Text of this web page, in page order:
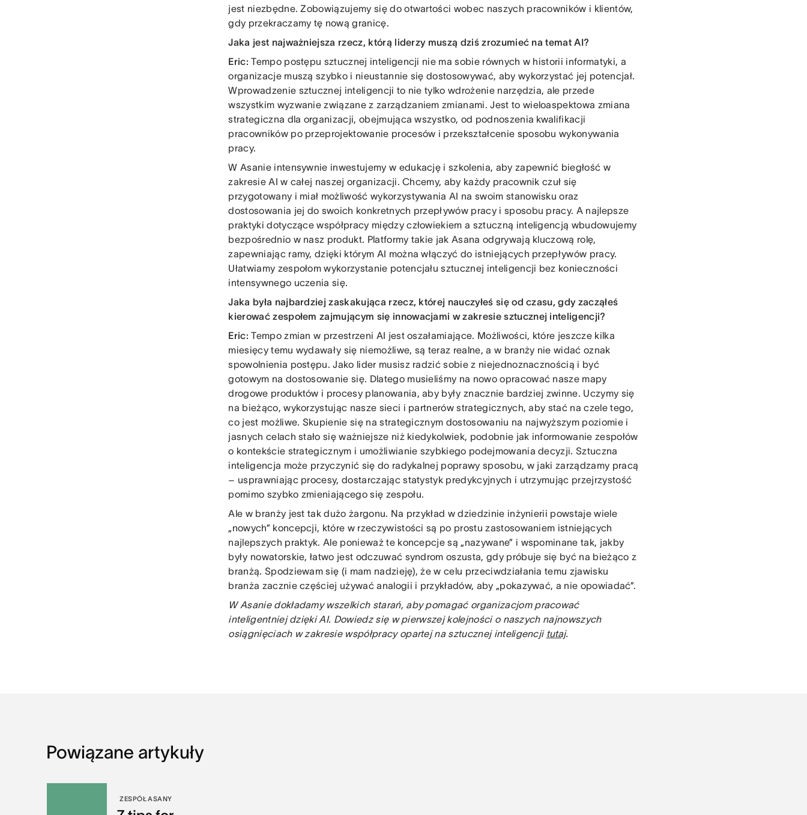
jest niezbędne. Zobowiązujemy się do otwartości wobec naszych pracowników i klientów,
gdy przekraczamy tę nową granicę.
Jaka jest najważniejsza rzecz, którą liderzy muszą dziś zrozumieć na temat AI?
Eric: Tempo postępu sztucznej inteligencji nie ma sobie równych w historii informatyki, a
organizacje muszą szybko i nieustannie się dostosowywać, aby wykorzystać jej potencjał.
Wprowadzenie sztucznej inteligencji to nie tylko wdrożenie narzędzia, ale przede
wszystkim wyzwanie związane z zarządzaniem zmianami. Jest to wieloaspektowa zmiana
strategiczna dla organizacji, obejmująca wszystko, od podnoszenia kwalifikacji
pracowników po przeprojektowanie procesów i przekształcenie sposobu wykonywania
pracy.
W Asanie intensywnie inwestujemy w edukację i szkolenia, aby zapewnić biegłość w
zakresie AI w całej naszej organizacji. Chcemy, aby każdy pracownik czuł się
przygotowany i miał możliwość wykorzystywania AI na swoim stanowisku oraz
dostosowania jej do swoich konkretnych przepływów pracy i sposobu pracy. A najlepsze
praktyki dotyczące współpracy między człowiekiem a sztuczną inteligencją wbudowujemy
bezpośrednio w nasz produkt. Platformy takie jak Asana odgrywają kluczową rolę,
zapewniając ramy, dzięki którym AI można włączyć do istniejących przepływów pracy.
Ułatwiamy zespołom wykorzystanie potencjału sztucznej inteligencji bez konieczności
intensywnego uczenia się.
Jaka była najbardziej zaskakująca rzecz, której nauczyłeś się od czasu, gdy zacząłeś
kierować zespołem zajmującym się innowacjami w zakresie sztucznej inteligencji?
Eric:Tempo zmian w przestrzeni AI jest oszałamiające. Możliwości, które jeszcze kilka
miesięcy temu wydawały się niemożliwe, są teraz realne, a w branży nie widać oznak
spowolnienia postępu. Jako lider musisz radzić sobie z niejednoznacznością i być
gotowym na dostosowanie się. Dlatego musieliśmy na nowo opracować nasze mapy
drogowe produktów i procesy planowania, aby były znacznie bardziej zwinne. Uczymy się
na bieżąco, wykorzystując nasze sieci i partnerów strategicznych, aby stać na czele tego,
co jest możliwe. Skupienie się na strategicznym dostosowaniu na najwyższym poziomie i
jasnych celach stało się ważniejsze niż kiedykolwiek, podobnie jak informowanie zespołów
o kontekście strategicznym i umożliwianie szybkiego podejmowania decyzji. Sztuczna
inteligencja może przyczynić się do radykalnej poprawy sposobu, w jaki zarządzamy pracą
– usprawniając procesy, dostarczając statystyk predykcyjnych i utrzymując przejrzystość
pomimo szybko zmieniającego się zespołu.
Ale w branży jest tak dużo żargonu. Na przykład w dziedzinie inżynierii powstaje wiele
„nowych” koncepcji, które w rzeczywistości są po prostu zastosowaniem istniejących
najlepszych praktyk. Ale ponieważ te koncepcje są „nazywane” i wspominane tak, jakby
były nowatorskie, łatwo jest odczuwać syndrom oszusta, gdy próbuje się być na bieżąco z
branżą. Spodziewam się (i mam nadzieję), że w celu przeciwdziałania temu zjawisku
branża zacznie częściej używać analogii i przykładów, aby „pokazywać, a nie opowiadać”.
W Asanie dokładamy wszelkich starań, aby pomagać organizacjom pracować
inteligentniej dzięki AI. Dowiedz się w pierwszej kolejności o naszych najnowszych
osiągnięciach w zakresie współpracy opartej na sztucznej inteligencji tutaj.
Powiązane artykuły
ZESPÓŁ ASANY